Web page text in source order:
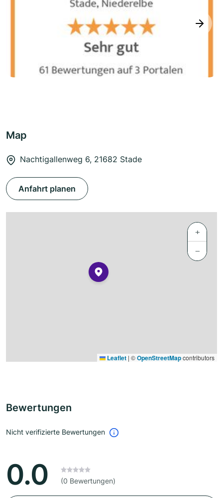
next
Map
Nachtigallenweg 6, 21682 Stade
Anfahrt planen
+
−
Leaflet | ©OpenStreetMapcontributors
Bewertungen
Nicht verifizierte Bewertungen
0.0 (0 Bewertungen)